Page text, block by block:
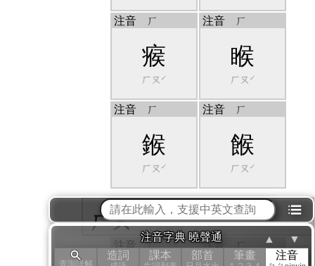
注音 ㄏ
瘊
ㄏㄡˊ
注音 ㄏ
睺
ㄏㄡˊ
注音 ㄏ
鍭
ㄏㄡˊ
注音 ㄏ
餱
ㄏㄡˊ
ㄏㄡˇ注音組合
注音 ㄏ 注音 ㄏ
⁝☰
注音字典 曉聲通
造詞 課本 部首 筆畫 注音
▲ ▼